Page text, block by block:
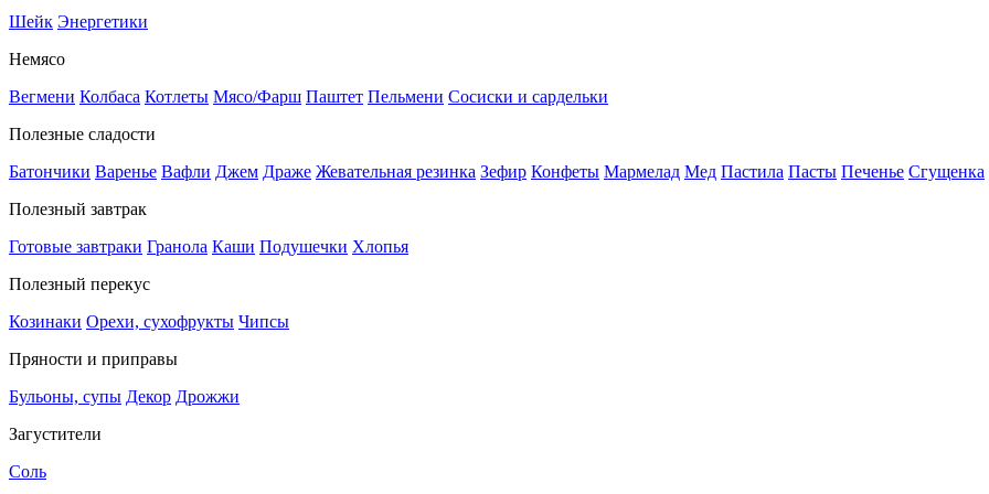
Шейк Энергетики
Немясо
Вегмени Колбаса Котлеты Мясо/Фарш Паштет Пельмени Сосиски и сардельки
Полезные сладости
Батончики Варенье Вафли Джем Драже Жевательная резинка Зефир Конфеты Мармелад Мед Пастила Пасты Печенье Сгущенка
Полезный завтрак
Готовые завтраки Гранола Каши Подушечки Хлопья
Полезный перекус
Козинаки Орехи, сухофрукты Чипсы
Пряности и приправы
Бульоны, супы Декор Дрожжи
Загустители
Соль